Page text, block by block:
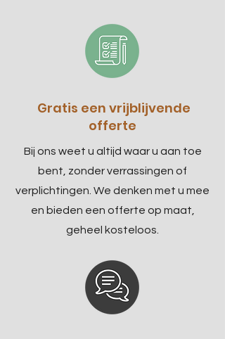
Gratis een vrijblijvende
offerte
Bij ons weet u altijd waar u aan toe
bent, zonder verrassingen of
verplichtingen. We denken met u mee
en bieden een offerte op maat,
geheel kosteloos.